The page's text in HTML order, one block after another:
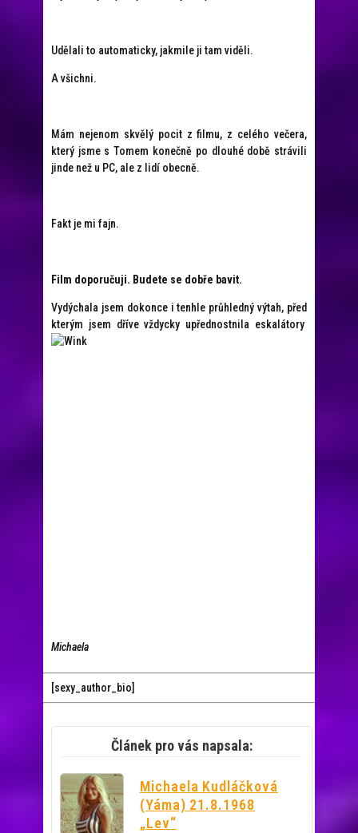
Udělali to automaticky, jakmile ji tam viděli.
A všichni.
Mám nejenom skvělý pocit z filmu, z celého večera,
který jsme s Tomem konečně po dlouhé době strávili
jinde než u PC, ale z lidí obecně.
Fakt je mi fajn.
Film doporučuji. Budete se dobře bavit.
Vydýchala jsem dokonce i tenhle průhledný výtah, před
kterým jsem dříve vždycky upřednostnila eskalátory
Michaela
[sexy_author_bio]
Článek pro vás napsala:
Michaela Kudláčková
(Yáma) 21.8.1968
„Lev“